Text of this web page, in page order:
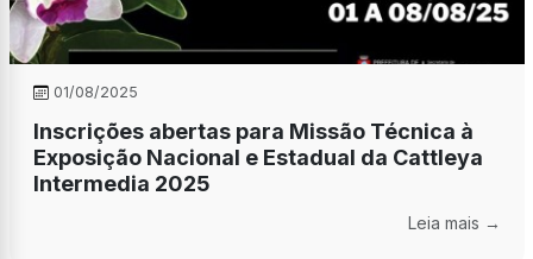
01/08/2025
Inscrições abertas para Missão Técnica à
Exposição Nacional e Estadual da Cattleya
Intermedia 2025
Leia mais →